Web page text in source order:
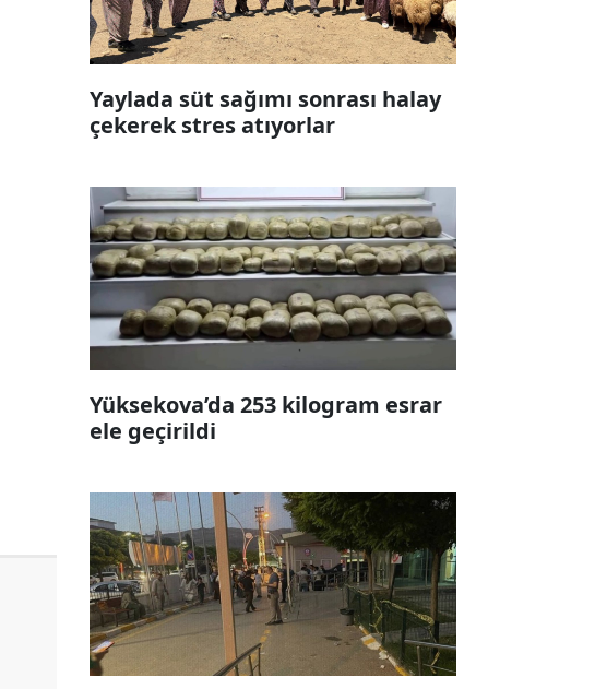
Yaylada süt sağımı sonrası halay
çekerek stres atıyorlar
Yüksekova’da 253 kilogram esrar
ele geçirildi